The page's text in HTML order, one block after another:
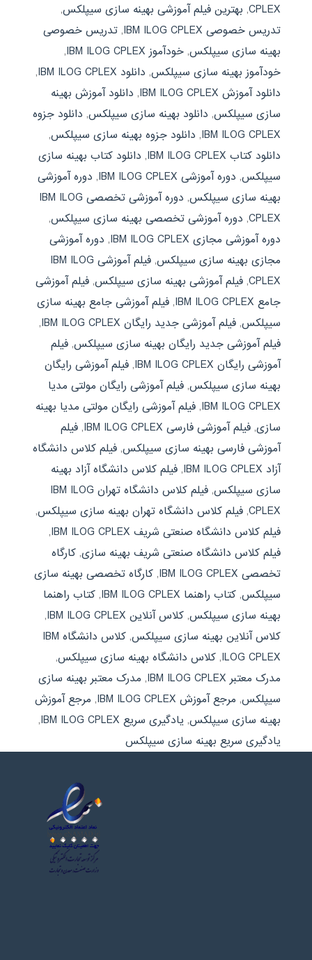
CPLEX
, بهترین فیلم آموزشی بهینه سازی سیپلکس,
تدریس خصوصی IBM ILOG CPLEX
, تدریس خصوصی
بهینه سازی سیپلکس, خودآموز IBM ILOG CPLEX
,
خودآموز بهینه سازی سیپلکس, دانلود IBM ILOG CPLEX
,
دانلود آموزش IBM ILOG CPLEX
, دانلود آموزش بهینه
سازی سیپلکس, دانلود بهینه سازی سیپلکس, دانلود جزوه
IBM ILOG CPLEX
, دانلود جزوه بهینه سازی سیپلکس,
دانلود کتاب IBM ILOG CPLEX
, دانلود کتاب بهینه سازی
سیپلکس, دوره آموزشی IBM ILOG CPLEX , دوره آموزشی
بهینه سازی سیپلکس,
دوره آموزشی تخصصی IBM ILOG
CPLEX
, دوره آموزشی تخصصی بهینه سازی سیپلکس,
دوره آموزشی مجازی IBM ILOG CPLEX
, دوره آموزشی
مجازی بهینه سازی سیپلکس,
فیلم آموزشی IBM ILOG
CPLEX
, فیلم آموزشی بهینه سازی سیپلکس, فیلم آموزشی
جامع IBM ILOG CPLEX
, فیلم آموزشی جامع بهینه سازی
سیپلکس, فیلم آموزشی جدید رایگان IBM ILOG CPLEX
,
فیلم آموزشی جدید رایگان بهینه سازی سیپلکس, فیلم
آموزشی رایگان IBM ILOG CPLEX
, فیلم آموزشی رایگان
بهینه سازی سیپلکس, فیلم آموزشی رایگان مولتی مدیا
IBM ILOG CPLEX
, فیلم آموزشی رایگان مولتی مدیا بهینه
سازی, فیلم آموزشی فارسی IBM ILOG CPLEX , فیلم
آموزشی فارسی بهینه سازی سیپلکس, فیلم کلاس دانشگاه
آزاد IBM ILOG CPLEX
, فیلم کلاس دانشگاه آزاد بهینه
سازی سیپلکس,
فیلم کلاس دانشگاه تهران IBM ILOG
CPLEX
, فیلم کلاس دانشگاه تهران بهینه سازی سیپلکس,
فیلم کلاس دانشگاه صنعتی شریف IBM ILOG CPLEX
,
فیلم کلاس دانشگاه صنعتی شریف بهینه سازی, کارگاه
تخصصی IBM ILOG CPLEX
, کارگاه تخصصی بهینه سازی
سیپلکس, کتاب راهنما IBM ILOG CPLEX , کتاب راهنما
بهینه سازی سیپلکس, کلاس آنلاین IBM ILOG CPLEX
,
کلاس آنلاین بهینه سازی سیپلکس,
کلاس دانشگاه IBM
ILOG CPLEX
, کلاس دانشگاه بهینه سازی سیپلکس,
مدرک معتبر IBM ILOG CPLEX
, مدرک معتبر بهینه سازی
سیپلکس, مرجع آموزش IBM ILOG CPLEX , مرجع آموزش
بهینه سازی سیپلکس, یادگیری سریع IBM ILOG CPLEX
,
یادگیری سریع بهینه سازی سیپلکس